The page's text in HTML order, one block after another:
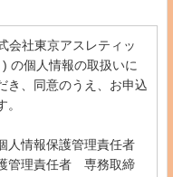
会社東京アスレティッ
の個人情報の取扱いに
き、同意のうえ、お申込
人情報保護管理責任者
管理責任者 専務取締